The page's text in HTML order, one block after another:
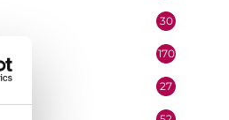
30
170
27